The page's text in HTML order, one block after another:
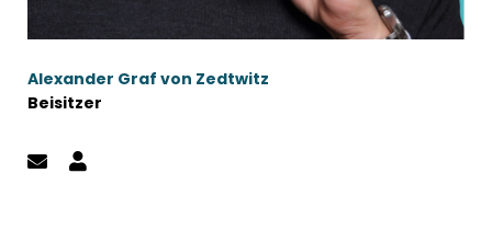
Alexander Graf von Zedtwitz
Beisitzer